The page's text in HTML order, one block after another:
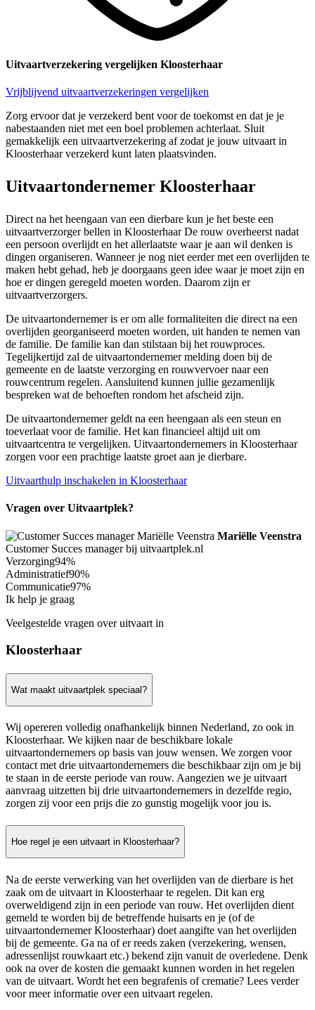
Uitvaartverzekering vergelijken Kloosterhaar
Vrijblijvend uitvaartverzekeringen vergelijken
Zorg ervoor dat je verzekerd bent voor de toekomst en dat je je
nabestaanden niet met een boel problemen achterlaat. Sluit
gemakkelijk een uitvaartverzekering af zodat je jouw uitvaart in
Kloosterhaar verzekerd kunt laten plaatsvinden.
Uitvaartondernemer Kloosterhaar
Direct na het heengaan van een dierbare kun je het beste een
uitvaartverzorger bellen in Kloosterhaar De rouw overheerst nadat
een persoon overlijdt en het allerlaatste waar je aan wil denken is
dingen organiseren. Wanneer je nog niet eerder met een overlijden te
maken hebt gehad, heb je doorgaans geen idee waar je moet zijn en
hoe er dingen geregeld moeten worden. Daarom zijn er
uitvaartverzorgers.
De uitvaartondernemer is er om alle formaliteiten die direct na een
overlijden georganiseerd moeten worden, uit handen te nemen van
de familie. De familie kan dan stilstaan bij het rouwproces.
Tegelijkertijd zal de uitvaartondernemer melding doen bij de
gemeente en de laatste verzorging en rouwvervoer naar een
rouwcentrum regelen. Aansluitend kunnen jullie gezamenlijk
bespreken wat de behoeften rondom het afscheid zijn.
De uitvaartondernemer geldt na een heengaan als een steun en
toeverlaat voor de familie. Het kan financieel altijd uit om
uitvaartcentra te vergelijken. Uitvaartondernemers in Kloosterhaar
zorgen voor een prachtige laatste groet aan je dierbare.
Uitvaarthulp inschakelen in Kloosterhaar
Vragen over Uitvaartplek?
Mariëlle Veenstra
Customer Succes manager bij uitvaartplek.nl
Verzorging94%
Administratief90%
Communicatie97%
Ik help je graag
Veelgestelde vragen over uitvaart in
Kloosterhaar
Wat maakt uitvaartplek speciaal?
Wij opereren volledig onafhankelijk binnen Nederland, zo ook in
Kloosterhaar. We kijken naar de beschikbare lokale
uitvaartondernemers op basis van jouw wensen. We zorgen voor
contact met drie uitvaartondernemers die beschikbaar zijn om je bij
te staan in de eerste periode van rouw. Aangezien we je uitvaart
aanvraag uitzetten bij drie uitvaartondernemers in dezelfde regio,
zorgen zij voor een prijs die zo gunstig mogelijk voor jou is.
Hoe regel je een uitvaart in Kloosterhaar?
Na de eerste verwerking van het overlijden van de dierbare is het
zaak om de uitvaart in Kloosterhaar te regelen. Dit kan erg
overweldigend zijn in een periode van rouw. Het overlijden dient
gemeld te worden bij de betreffende huisarts en je (of de
uitvaartondernemer Kloosterhaar) doet aangifte van het overlijden
bij de gemeente. Ga na of er reeds zaken (verzekering, wensen,
adressenlijst rouwkaart etc.) bekend zijn vanuit de overledene. Denk
ook na over de kosten die gemaakt kunnen worden in het regelen
van de uitvaart. Wordt het een begrafenis of crematie? Lees verder
voor meer informatie over een uitvaart regelen.